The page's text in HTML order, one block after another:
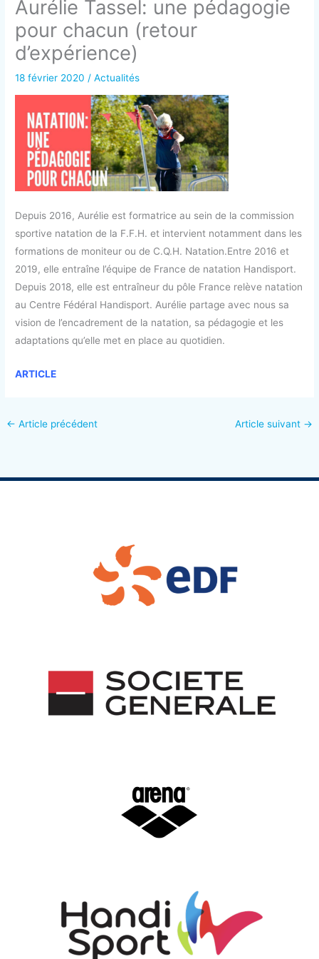
Aurélie Tassel: une pédagogie
pour chacun (retour
d’expérience)
18 février 2020 /Actualités
Depuis 2016, Aurélie est formatrice au sein de la commission
sportive natation de la F.F.H. et intervient notamment dans les
formations de moniteur ou de C.Q.H. Natation.Entre 2016 et
2019, elle entraîne l’équipe de France de natation Handisport.
Depuis 2018, elle est entraîneur du pôle France relève natation
au Centre Fédéral Handisport. Aurélie partage avec nous sa
vision de l’encadrement de la natation, sa pédagogie et les
adaptations qu’elle met en place au quotidien.
ARTICLE
← Article précédent Article suivant →